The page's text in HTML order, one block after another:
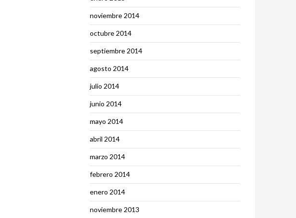
noviembre 2014
octubre 2014
septiembre 2014
agosto 2014
julio 2014
junio 2014
mayo 2014
abril 2014
marzo 2014
febrero 2014
enero 2014
noviembre 2013